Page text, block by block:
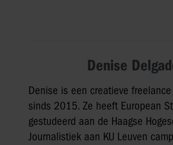
Denise
Denise is een creatieve
sinds 2015. Ze heeft European
gestudeerd aan de Haagse
Journalistiek aan KU Leuven